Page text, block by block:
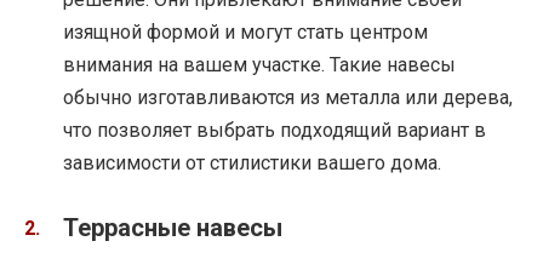
изящной формой и могут стать центром
внимания на вашем участке. Такие навесы
обычно изготавливаются из металла или дерева,
что позволяет выбрать подходящий вариант в
зависимости от стилистики вашего дома.
Террасные навесы